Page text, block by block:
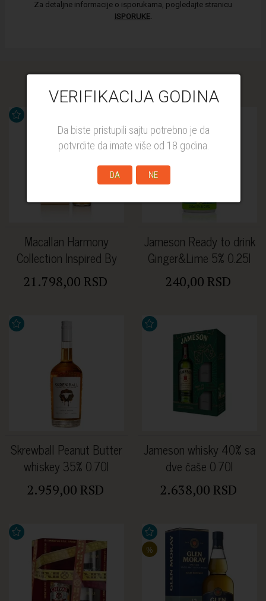
VERIFIKACIJA GODINA
Da biste pristupili sajtu potrebno je da
potvrdite da imate više od 18 godina.
DA NE
Za detaljne informacije o isporukama, pogledajte stranicu
ISPORUKE.
Macallan Harmony
Collection Inspired By
Phoenix Honey Orchid Tea
43.9% 0.70l
21.798,00 RSD
Jameson Ready to drink
Ginger&Lime 5% 0.25l
240,00 RSD
Skrewball Peanut Butter
whiskey 35% 0.70l
2.959,00 RSD
Jameson whisky 40% sa
dve čaše 0.70l
2.638,00 RSD
%